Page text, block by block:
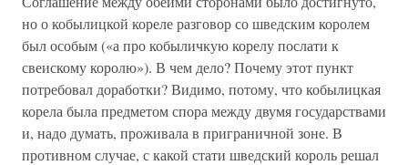
но о кобылицкой кореле разговор со шведским королем
был особым («а про кобыличкую корелу послати к
свеискому королю»). В чем дело? Почему этот пункт
потребовал доработки? Видимо, потому, что кобылицкая
корела была предметом спора между двумя государствами
и, надо думать, проживала в приграничной зоне. В
противном случае, с какой стати шведский король решал